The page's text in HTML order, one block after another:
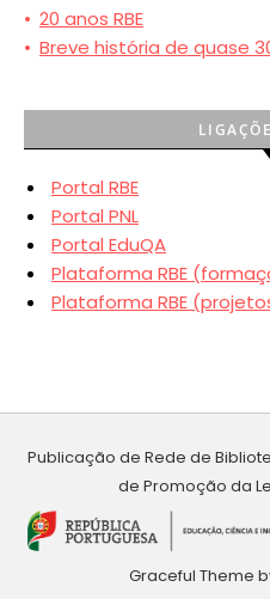
• 20 anos RBE
• Breve história de quase
Portal RBE
Portal PNL
Portal EduQA
Plataforma RBE
Plataforma RBE
Publicação de Rede de
de Promoção da
Graceful Theme